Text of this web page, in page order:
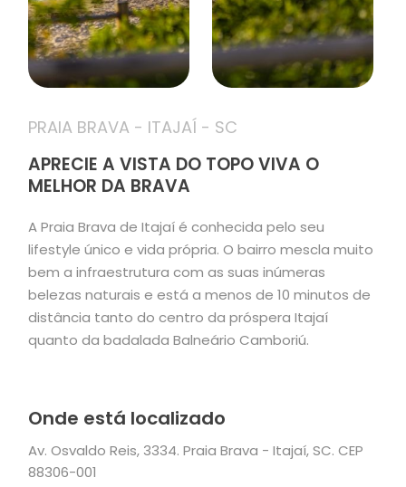
PRAIA BRAVA - ITAJAÍ - SC
APRECIE A VISTA DO TOPO VIVA O
MELHOR DA BRAVA
A Praia Brava de Itajaí é conhecida pelo seu
lifestyle único e vida própria. O bairro mescla muito
bem a infraestrutura com as suas inúmeras
belezas naturais e está a menos de 10 minutos de
distância tanto do centro da próspera Itajaí
quanto da badalada Balneário Camboriú.
Onde está localizado
Av. Osvaldo Reis, 3334. Praia Brava - Itajaí, SC. CEP
88306-001